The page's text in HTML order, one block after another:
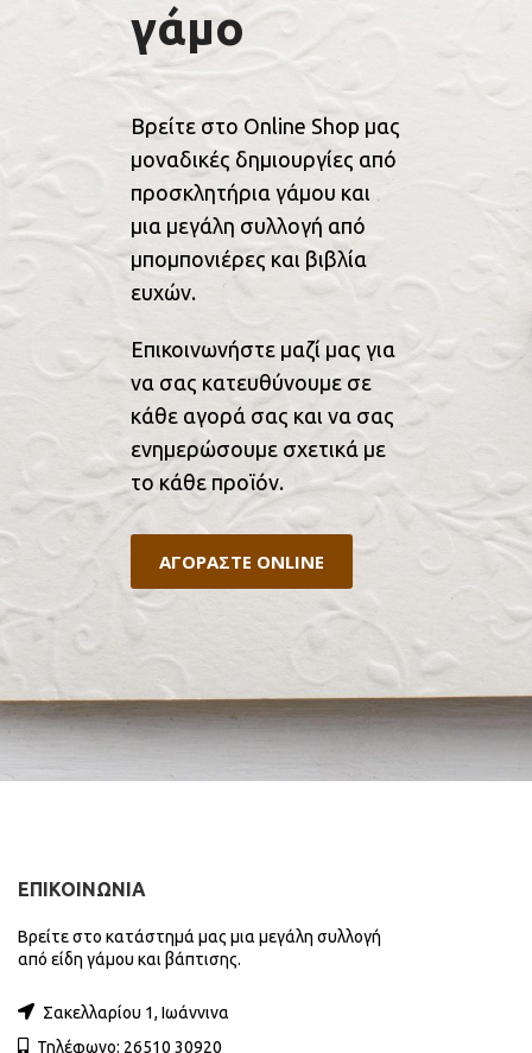
γάμο
Βρείτε στο Online Shop μας
μοναδικές δημιουργίες από
προσκλητήρια γάμου και
μια μεγάλη συλλογή από
μπομπονιέρες και βιβλία
ευχών.
Επικοινωνήστε μαζί μας για
να σας κατευθύνουμε σε
κάθε αγορά σας και να σας
ενημερώσουμε σχετικά με
το κάθε προϊόν.
ΑΓΟΡΑΣΤΕ ONLINE
ΕΠΙΚΟΙΝΩΝΙΑ
Βρείτε στο κατάστημά μας μια μεγάλη συλλογή
από είδη γάμου και βάπτισης.
Σακελλαρίου 1, Ιωάννινα
Τηλέφωνο: 26510 30920